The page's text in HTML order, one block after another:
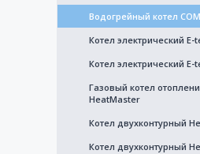
Водогрейный котел
Котел электрический E-
Котел электрический E-
Газовый котел
HeatMaster
Котел двухконтурный
Котел двухконтурный